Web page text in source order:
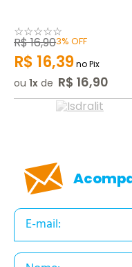
☆☆☆☆☆
R$16,903% OFF
R$ 16,39no Pix
ou 1 de R$ 16,90